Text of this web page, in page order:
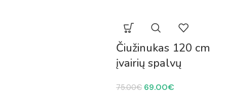
Čiužinukas 120 cm
įvairių spalvų
75.00€ 69.00€